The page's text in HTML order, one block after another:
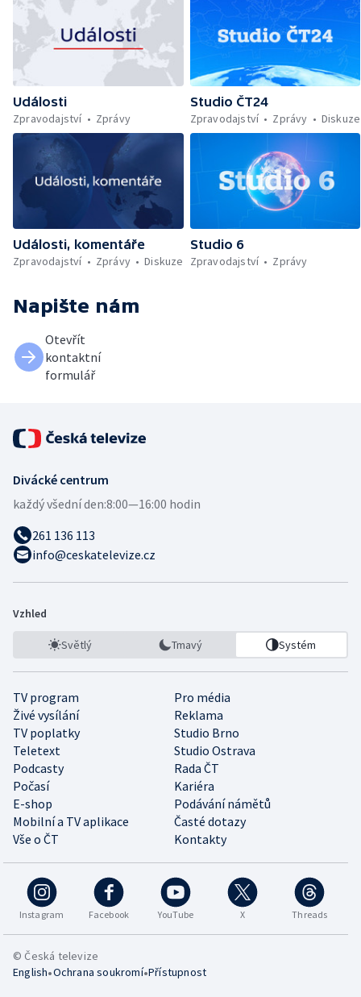
Události
Zpravodajství
Zprávy
Studio ČT24
Zpravodajství
Zprávy Diskuze
Události, komentáře
Zpravodajství
Zprávy Diskuze
Studio 6
Zpravodajství
Zprávy
Napište nám
Otevřít
kontaktní
formulář
Divácké centrum
každý všední den:8:00—16:00 hodin
261 136 113
info@ceskatelevize.cz
Vzhled
Světlý Tmavý Systém
TV program
Pro média
Živé vysílání
Reklama
TV poplatky
Studio Brno
Teletext
Studio Ostrava
Podcasty
Rada ČT
Počasí
Kariéra
E-shop
Podávání námětů
Mobilní a TV aplikace
Časté dotazy
Vše o ČT
Kontakty
Instagram Facebook YouTube X Threads
© Česká televize
English•Ochrana soukromí•Přístupnost